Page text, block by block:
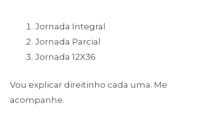
Jornada Integral
Jornada Parcial
Jornada 12X36
Vou explicar direitinho cada uma. Me
acompanhe.